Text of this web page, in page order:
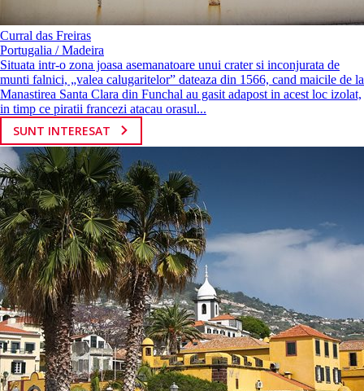
Curral das Freiras
Portugalia / Madeira
Situata intr-o zona joasa asemanatoare unui crater si inconjurata de
munti falnici, „valea calugaritelor” dateaza din 1566, cand maicile de la
Manastirea Santa Clara din Funchal au gasit adapost in acest loc izolat,
in timp ce piratii francezi atacau orasul...
SUNT INTERESAT